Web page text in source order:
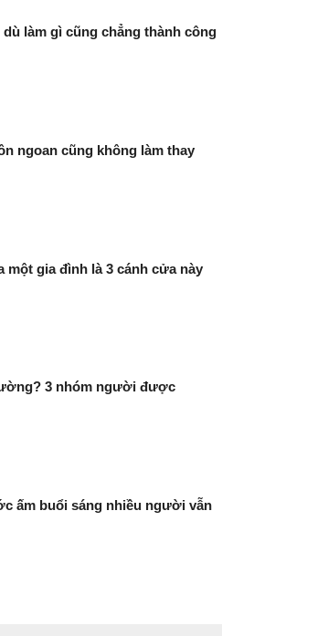
làm gì cũng chẳng thành công
ngoan cũng không làm thay
gia đình là 3 cánh cửa này
3 nhóm người được
ấm buổi sáng nhiều người vẫn